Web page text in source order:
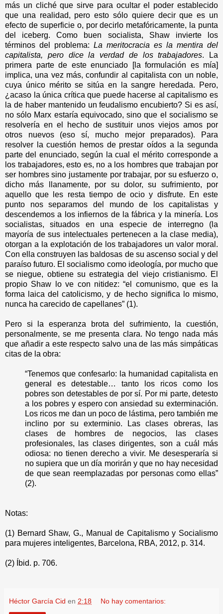
más un cliché que sirve para ocultar el poder establecido
que una realidad, pero esto sólo quiere decir que es un
efecto de superficie o, por decirlo metafóricamente, la punta
del iceberg. Como buen socialista, Shaw invierte los
términos del problema: La meritocracia es la mentira del
capitalista, pero dice la verdad de los trabajadores. La
primera parte de este enunciado [la formulación es mía]
implica, una vez más, confundir al capitalista con un noble,
cuya único mérito se sitúa en la sangre heredada. Pero,
¿acaso la única crítica que puede hacerse al capitalismo es
la de haber mantenido un feudalismo encubierto? Si es así,
no sólo Marx estaría equivocado, sino que el socialismo se
resolvería en el hecho de sustituir unos viejos amos por
otros nuevos (eso sí, mucho mejor preparados). Para
resolver la cuestión hemos de prestar oídos a la segunda
parte del enunciado, según la cual el mérito corresponde a
los trabajadores, esto es, no a los hombres que trabajan por
ser hombres sino justamente por trabajar, por su esfuerzo o,
dicho más llanamente, por su dolor, su sufrimiento, por
aquello que les resta tiempo de ocio y disfrute. En este
punto nos separamos del mundo de los capitalistas y
descendemos a los infiernos de la fábrica y la minería. Los
socialistas, situados en una especie de interregno (la
mayoría de sus intelectuales pertenecen a la clase media),
otorgan a la explotación de los trabajadores un valor moral.
Con ella construyen las baldosas de su ascenso social y del
paraíso futuro. El socialismo como ideología, por mucho que
se niegue, obtiene su estrategia del viejo cristianismo. El
propio Shaw lo ve con nitidez: “el comunismo, que es la
forma laica del catolicismo, y de hecho significa lo mismo,
nunca ha carecido de capellanes” (1).
Pero si la esperanza brota del sufrimiento, la cuestión,
personalmente, se me presenta clara. No tengo nada más
que añadir a este respecto salvo una de las más simpáticas
citas de la obra:
“Tenemos que confesarlo: la humanidad capitalista en
general es detestable… tanto los ricos como los
pobres son detestables de por sí. Por mi parte, detesto
a los pobres y espero con ansiedad su exterminación.
Los ricos me dan un poco de lástima, pero también me
inclino por su exterminio. Las clases obreras, las
clases de hombres de negocios, las clases
profesionales, las clases dirigentes, son a cuál más
odiosa: no tienen derecho a vivir. Me desesperaría si
no supiera que un día morirán y que no hay necesidad
de que sean reemplazadas por personas como ellas”
(2).
Notas:
(1) Bernard Shaw, G., Manual de Capitalismo y Socialismo
para mujeres inteligentes, Barcelona, RBA, 2012, p. 314.
(2) Íbid. p. 706.
Héctor García Cid en 2:18 No hay comentarios: